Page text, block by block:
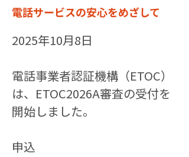
電話サービスの安心をめざして
2025年10月8日
電話事業者認証機構（ETOC）
は、ETOC2026A審査の受付を
開始しました。
申込